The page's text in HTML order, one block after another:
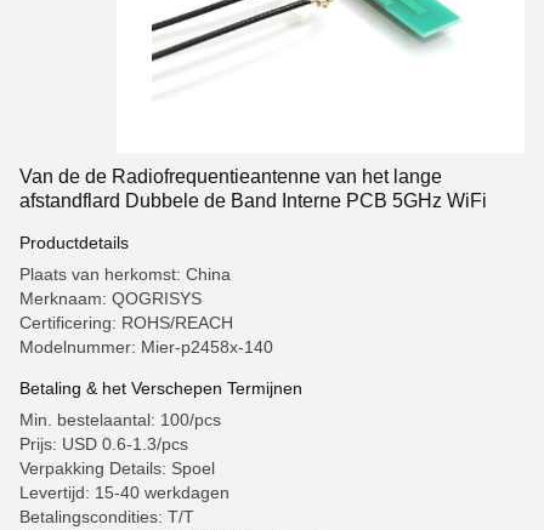
Van de de Radiofrequentieantenne van het lange
afstandflard Dubbele de Band Interne PCB 5GHz WiFi
Productdetails
Plaats van herkomst: China
Merknaam: QOGRISYS
Certificering: ROHS/REACH
Modelnummer: Mier-p2458x-140
Betaling & het Verschepen Termijnen
Min. bestelaantal: 100/pcs
Prijs: USD 0.6-1.3/pcs
Verpakking Details: Spoel
Levertijd: 15-40 werkdagen
Betalingscondities: T/T